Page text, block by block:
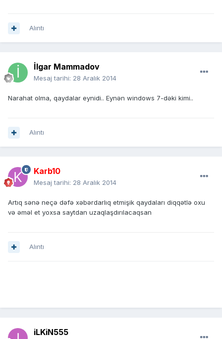
Alıntı
İlgar Mammadov
Mesaj tarihi: 28 Aralık 2014
Narahat olma, qaydalar eynidi.. Eynən windows 7-dəki kimi..
Alıntı
Karb10
Mesaj tarihi: 28 Aralık 2014
Artıq sənə neçə dəfə xəbərdarlıq etmişik qaydaları diqqətlə oxu
və əməl et yoxsa saytdan uzaqlaşdırılacaqsan
Alıntı
iLKiN555